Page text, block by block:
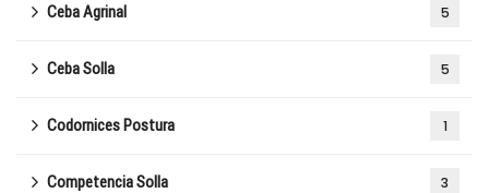
Ceba Agrinal 5
Ceba Solla 5
Codornices Postura 1
Competencia Solla 3